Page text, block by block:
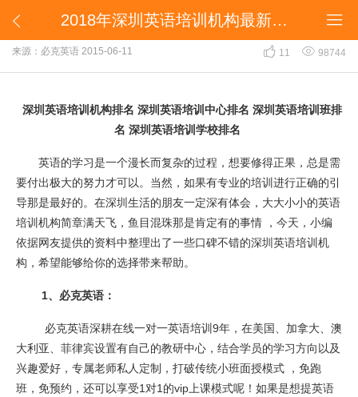
 
2018年深圳英语培训机构最新排名目录
2018年深圳英语培训机构最新排名目录
来源：必克英语 2015-06-11  11  98744
深圳英语培训机构排名 深圳英语培训中心排名 深圳英语培训班排
名 深圳英语培训学校排名
英语的学习是一个漫长而复杂的过程，想要修得正果，总是需
要付出极大的努力才可以。当然，如果有专业的培训进行正确的引
导那是最好的。在深圳生活的朋友一定深有体会，大大小小的英语
培训机构简章满天飞，鱼目混珠那是肯定有的事情 ，今天，小编
依据网友提供的资料中整理出了一些口碑不错的深圳英语培训机
构，希望能够给你的选择带来帮助。
1、必克英语：
必克英语深耕在线一对一英语培训9年，在美国、加拿大、澳
大利亚、菲律宾设置有自己的教研中心，结合学员的学习方向以及
兴趣爱好，专属老师私人定制，打破传统小班面授模式 ，免跑
班，免预约，还可以享受1对1的vip上课模式呢！如果是想提英语